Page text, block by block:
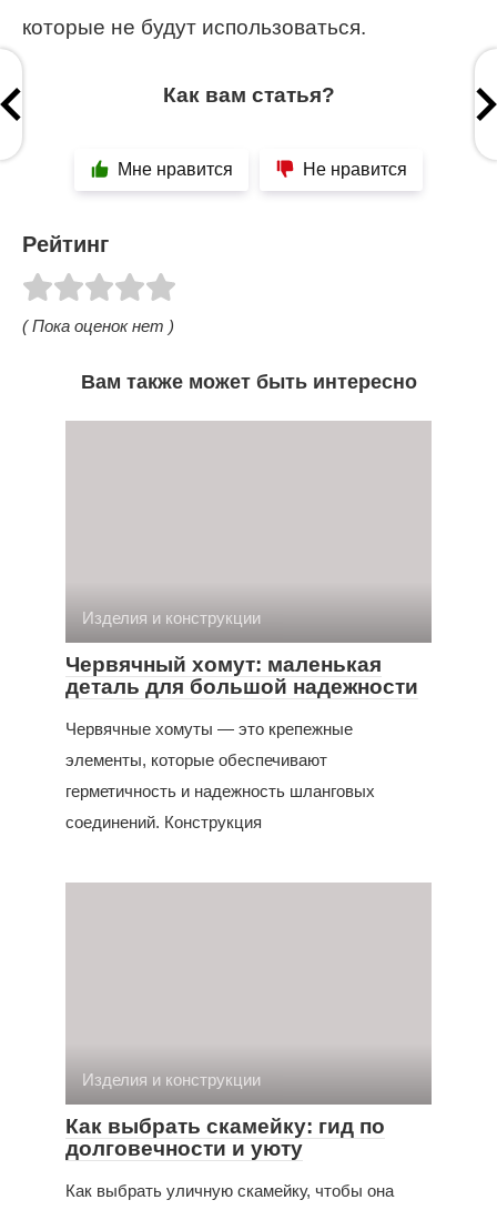
которые не будут использоваться.
Как вам статья?
Мне нравится Не нравится
Рейтинг
( Пока оценок нет )
Вам также может быть интересно
Изделия и конструкции
Червячный хомут: маленькая
деталь для большой надежности
Червячные хомуты — это крепежные
элементы, которые обеспечивают
герметичность и надежность шланговых
соединений. Конструкция
Изделия и конструкции
Как выбрать скамейку: гид по
долговечности и уюту
Как выбрать уличную скамейку, чтобы она